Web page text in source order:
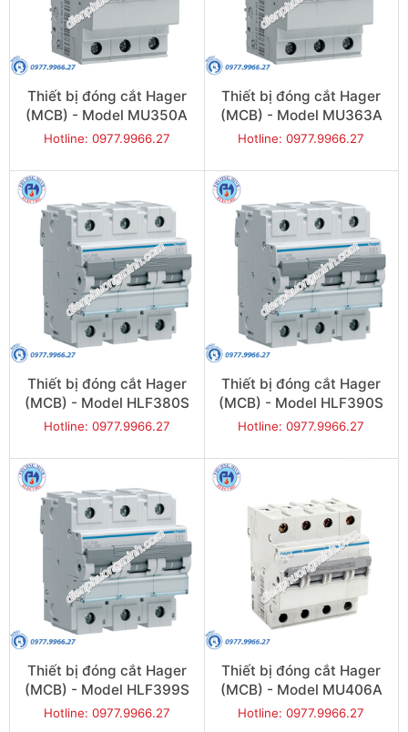
Thiết bị đóng cắt Hager
(MCB) - Model MU350A
Hotline: 0977.9966.27
Thiết bị đóng cắt Hager
(MCB) - Model MU363A
Hotline: 0977.9966.27
Thiết bị đóng cắt Hager
(MCB) - Model HLF380S
Hotline: 0977.9966.27
Thiết bị đóng cắt Hager
(MCB) - Model HLF390S
Hotline: 0977.9966.27
Thiết bị đóng cắt Hager
(MCB) - Model HLF399S
Hotline: 0977.9966.27
Thiết bị đóng cắt Hager
(MCB) - Model MU406A
Hotline: 0977.9966.27